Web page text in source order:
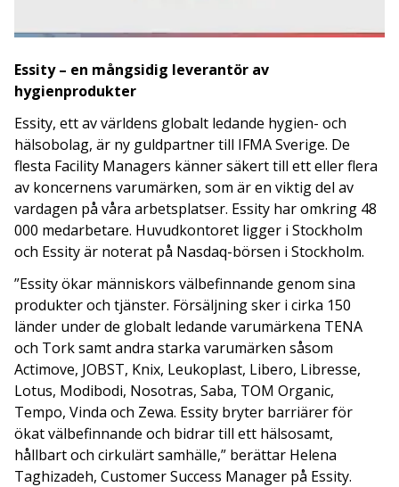
Essity – en mångsidig leverantör av
hygienprodukter
Essity, ett av världens globalt ledande hygien- och
hälsobolag, är ny guldpartner till IFMA Sverige. De
flesta Facility Managers känner säkert till ett eller flera
av koncernens varumärken, som är en viktig del av
vardagen på våra arbetsplatser. Essity har omkring 48
000 medarbetare. Huvudkontoret ligger i Stockholm
och Essity är noterat på Nasdaq-börsen i Stockholm.
”Essity ökar människors välbefinnande genom sina
produkter och tjänster. Försäljning sker i cirka 150
länder under de globalt ledande varumärkena TENA
och Tork samt andra starka varumärken såsom
Actimove, JOBST, Knix, Leukoplast, Libero, Libresse,
Lotus, Modibodi, Nosotras, Saba, TOM Organic,
Tempo, Vinda och Zewa. Essity bryter barriärer för
ökat välbefinnande och bidrar till ett hälsosamt,
hållbart och cirkulärt samhälle,” berättar Helena
Taghizadeh, Customer Success Manager på Essity.